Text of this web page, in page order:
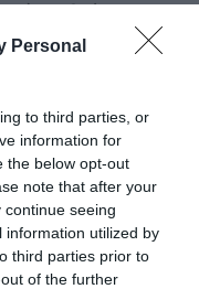
Personal
to third parties, or
information for
the below opt-out
note that after your
seeing
information utilized by
third parties prior to
of the further
információi szerint
szenvedő
december 29-én
majd
a nyilvánosság
állapotával
Pinterest